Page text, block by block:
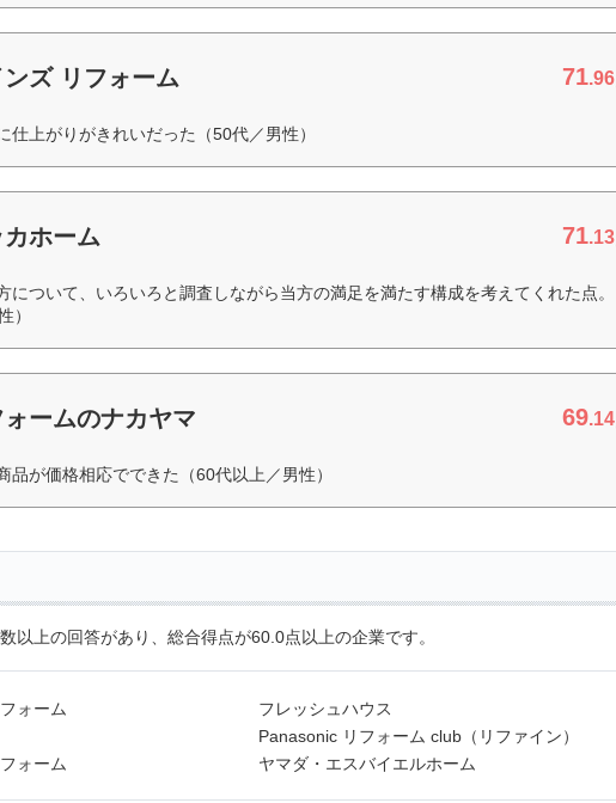
ンズ リフォーム 71.96
仕上がりがきれいだった（50代／男性）
ホーム 71.13
について、いろいろと調査しながら当方の満足を満たす構成を考えてくれた点。
）
ォームのナカヤマ 69.14
品が価格相応でできた（60代以上／男性）
以上の回答があり、総合得点が60.0点以上の企業です。
ォーム
フレッシュハウス
Panasonic リフォーム club（リファイン）
ォーム
ヤマダ・エスバイエルホーム